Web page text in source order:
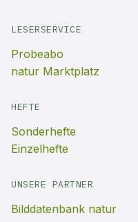
LESERSERVICE
Probeabo
natur Marktplatz
HEFTE
Sonderhefte
Einzelhefte
UNSERE PARTNER
Bilddatenbank natur